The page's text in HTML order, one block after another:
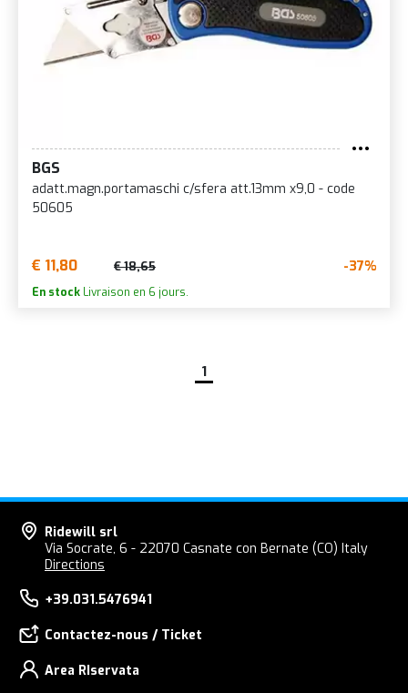
BGS
adatt.magn.portamaschi c/sfera att.13mm x9,0 - code
50605
€ 11,80 € 18,65 -37%
En stock Livraison en 6 jours.
1
Ridewill srl
Via Socrate, 6 - 22070 Casnate con Bernate (CO) Italy
Directions
+39.031.5476941
Contactez-nous / Ticket
Area RIservata